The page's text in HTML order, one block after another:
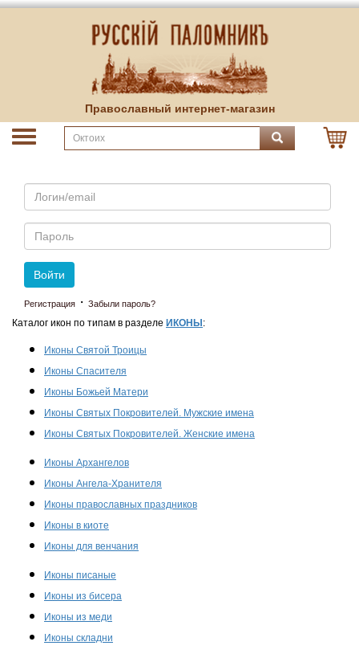
Православный интернет-магазин
Email
Пароль
Войти
Регистрация · Забыли пароль?
Каталог икон по типам в разделе ИКОНЫ :
Иконы Святой Троицы
Иконы Спасителя
Иконы Божьей Матери
Иконы Святых Покровителей. Мужские имена
Иконы Святых Покровителей. Женские имена
Иконы Архангелов
Иконы Ангела-Хранителя
Иконы православных праздников
Иконы в киоте
Иконы для венчания
Иконы писаные
Иконы из бисера
Иконы из меди
Иконы складни